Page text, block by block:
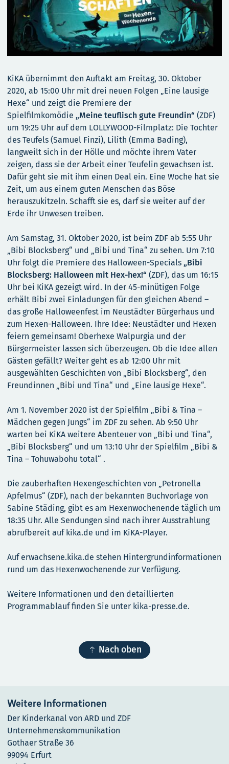
KiKA übernimmt den Auftakt am Freitag, 30. Oktober
2020, ab 15:00 Uhr mit drei neuen Folgen „Eine lausige
Hexe“ und zeigt die Premiere der
Spielfilmkomödie „Meine teuflisch gute Freundin“ (ZDF)
um 19:25 Uhr auf dem LOLLYWOOD-Filmplatz: Die Tochter
des Teufels (Samuel Finzi), Lilith (Emma Bading),
langweilt sich in der Hölle und möchte ihrem Vater
zeigen, dass sie der Arbeit einer Teufelin gewachsen ist.
Dafür geht sie mit ihm einen Deal ein. Eine Woche hat sie
Zeit, um aus einem guten Menschen das Böse
herauszukitzeln. Schafft sie es, darf sie weiter auf der
Erde ihr Unwesen treiben.
Am Samstag, 31. Oktober 2020, ist beim ZDF ab 5:55 Uhr
„Bibi Blocksberg“ und „Bibi und Tina“ zu sehen. Um 7:10
Uhr folgt die Premiere des Halloween-Specials „Bibi
Blocksberg: Halloween mit Hex-hex!“ (ZDF), das um 16:15
Uhr bei KiKA gezeigt wird. In der 45-minütigen Folge
erhält Bibi zwei Einladungen für den gleichen Abend –
das große Halloweenfest im Neustädter Bürgerhaus und
zum Hexen-Halloween. Ihre Idee: Neustädter und Hexen
feiern gemeinsam! Oberhexe Walpurgia und der
Bürgermeister lassen sich überzeugen. Ob die Idee allen
Gästen gefällt? Weiter geht es ab 12:00 Uhr mit
ausgewählten Geschichten von „Bibi Blocksberg“, den
Freundinnen „Bibi und Tina“ und „Eine lausige Hexe“.
Am 1. November 2020 ist der Spielfilm „Bibi & Tina –
Mädchen gegen Jungs“ im ZDF zu sehen. Ab 9:50 Uhr
warten bei KiKA weitere Abenteuer von „Bibi und Tina“,
„Bibi Blocksberg“ und um 13:10 Uhr der Spielfilm „Bibi &
Tina – Tohuwabohu total“ .
Die zauberhaften Hexengeschichten von „Petronella
Apfelmus“ (ZDF), nach der bekannten Buchvorlage von
Sabine Städing, gibt es am Hexenwochenende täglich um
18:35 Uhr. Alle Sendungen sind nach ihrer Ausstrahlung
abrufbereit auf kika.de und im KiKA-Player.
Auf erwachsene.kika.de stehen Hintergrundinformationen
rund um das Hexenwochenende zur Verfügung.
Weitere Informationen und den detaillierten
Programmablauf finden Sie unter kika-presse.de.
 Nach oben
Weitere Informationen
Der Kinderkanal von ARD und ZDF
Unternehmenskommunikation
Gothaer Straße 36
99094 Erfurt